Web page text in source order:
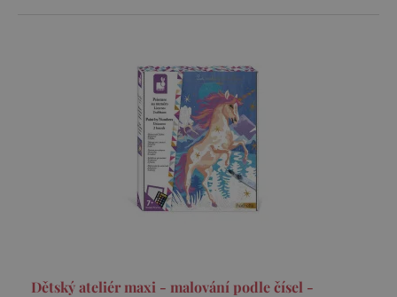
Dětský ateliér maxi - malování podle čísel -